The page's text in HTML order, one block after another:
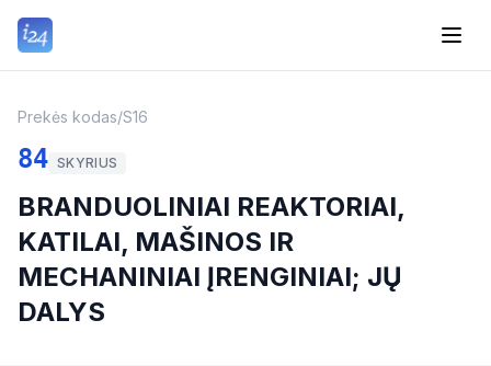
Prekės kodas/S16
84 SKYRIUS
BRANDUOLINIAI REAKTORIAI,
KATILAI, MAŠINOS IR
MECHANINIAI ĮRENGINIAI; JŲ
DALYS